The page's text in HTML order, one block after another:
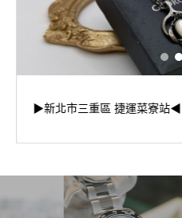
▶新北市三重區 捷運菜寮站◀